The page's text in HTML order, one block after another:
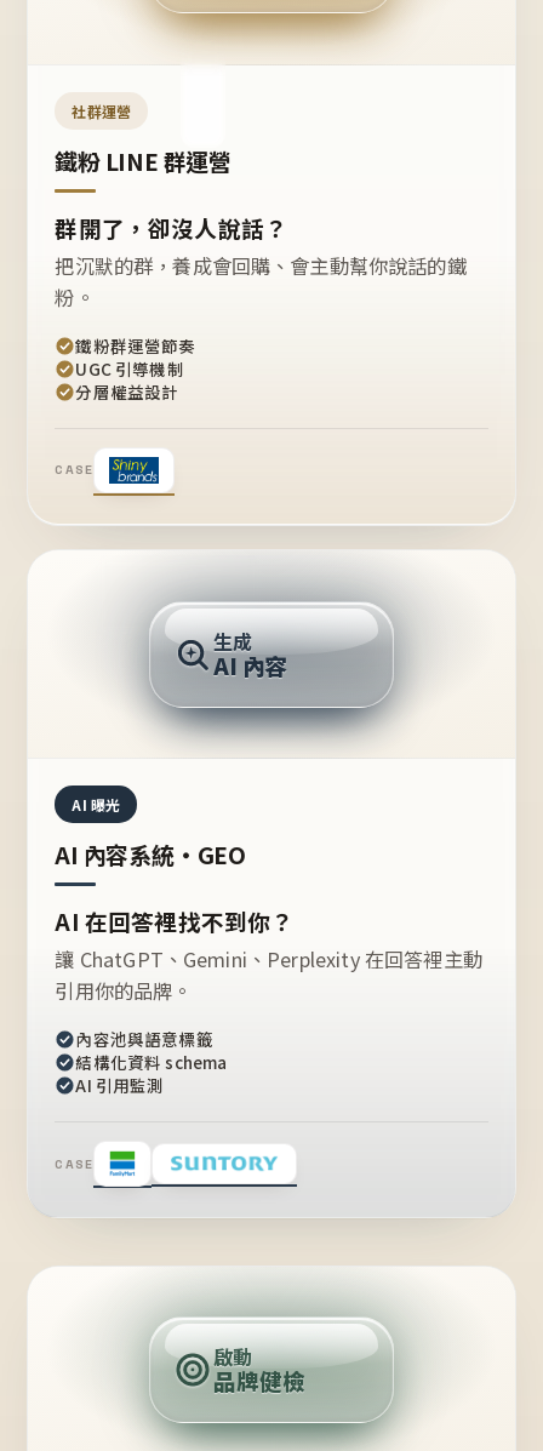
開團
嗎？
社群運營
鐵粉 LINE 群運營
群開了，卻沒人說話？
把沉默的群，養成會回購、會主動幫你說話的鐵
粉。
鐵粉群運營節奏
UGC 引導機制
分層權益設計
CASE
推薦的台灣品牌？
生成
AI 內容
AI 曝光
AI 內容系統・GEO
AI 在回答裡找不到你？
讓 ChatGPT、Gemini、Perplexity 在回答裡主動
引用你的品牌。
內容池與語意標籤
結構化資料 schema
AI 引用監測
CASE
定
點
啟動
品牌健檢